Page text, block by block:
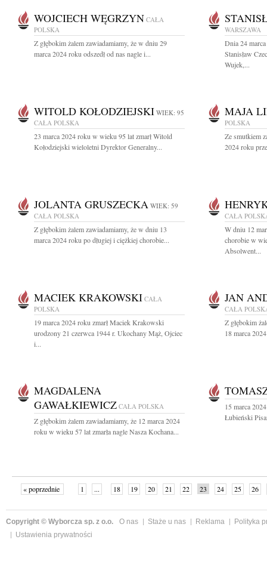
WOJCIECH WĘGRZYN CAŁA
POLSKA
Z głębokim żalem zawiadamiamy, że w dniu 29
marca 2024 roku odszedł od nas nagle i...
WARSZAWA
Dnia 24
Stanisław
Wujek,...
WITOLD KOŁODZIEJSKI WIEK: 95
CAŁA POLSKA
23 marca 2024 roku w wieku 95 lat zmarł Witold
Kołodziejski wieloletni Dyrektor Generalny...
MAJA
POLSKA
Ze smutkiem
2024 roku
JOLANTA GRUSZECKA WIEK: 59
CAŁA POLSKA
Z głębokim żalem zawiadamiamy, że w dniu 13
marca 2024 roku po długiej i ciężkiej chorobie...
CAŁA
W dniu 12
chorobie w
Absolwent...
MACIEK KRAKOWSKI CAŁA
POLSKA
19 marca 2024 roku zmarł Maciek Krakowski
urodzony 21 czerwca 1944 r. Ukochany Mąż, Ojciec
i...
JAN
CAŁA
Z głębokim
18 marca
MAGDALENA
GAWAŁKIEWICZ CAŁA POLSKA
Z głębokim żalem zawiadamiamy, że 12 marca 2024
roku w wieku 57 lat zmarła nagle Nasza Kochana...
15 marca
Łubieński
« poprzednie 1 ... 18 19 20 21 22 23 24 25
26
Copyright © Wyborcza sp. z o.o. O nas Staże u nas Reklama
Polityka
Ustawienia prywatności